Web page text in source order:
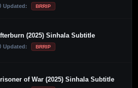
Updated: BRRIP
(2025) Sinhala Subtitle
Updated: BRRIP
of War (2025) Sinhala Subtitle